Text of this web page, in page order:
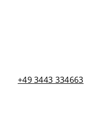
+49 3443 334663